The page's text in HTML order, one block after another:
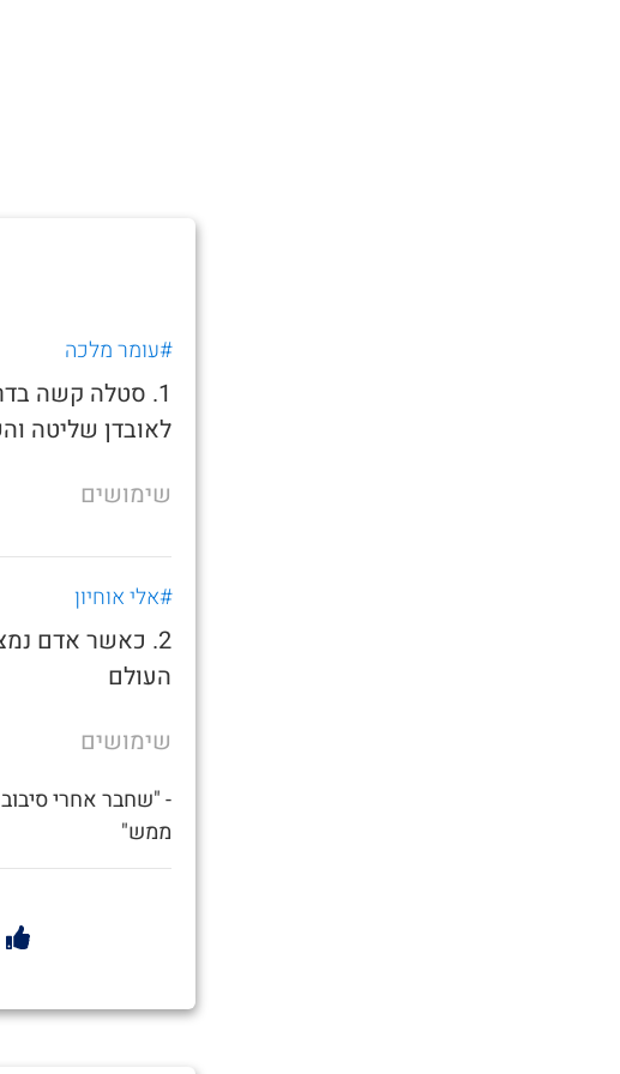
#עומר מלכה
1. סטלה קשה
לאובדן שליטה
שימושים
#אלי אוחיון
2. כאשר אדם
העולם
שימושים
- "שחבר אחרי
ממש"